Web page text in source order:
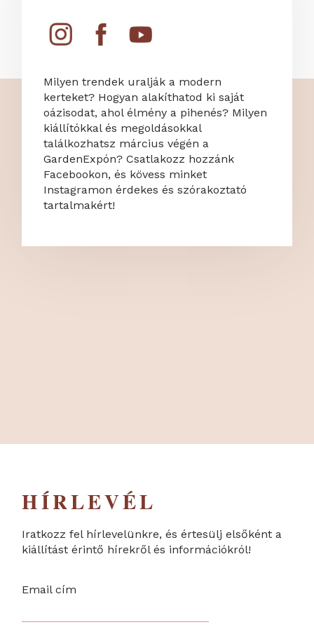
Milyen trendek uralják a modern
kerteket? Hogyan alakíthatod ki saját
oázisodat, ahol élmény a pihenés? Milyen
kiállítókkal és megoldásokkal
találkozhatsz március végén a
GardenExpón? Csatlakozz hozzánk
Facebookon, és kövess minket
Instagramon érdekes és szórakoztató
tartalmakért!
HÍRLEVÉL
Iratkozz fel hírlevelünkre, és értesülj elsőként a
kiállítást érintő hírekről és információkról!
Email cím